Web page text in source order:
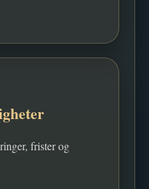
frister og